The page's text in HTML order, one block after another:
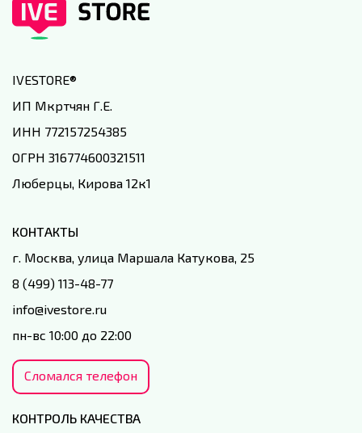
IVESTORE®
ИП Мкртчян Г.Е.
ИНН 772157254385
ОГРН 316774600321511
Люберцы, Кирова 12к1
КОНТАКТЫ
г. Москва, улица Маршала Катукова, 25
8 (499) 113-48-77
info@ivestore.ru
пн-вс 10:00 до 22:00
Сломался телефон
КОНТРОЛЬ КАЧЕСТВА